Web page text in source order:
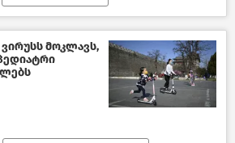
COVID-19
ვირუსს მოკლავს,